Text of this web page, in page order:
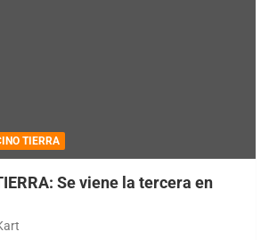
TIERRA
Se viene la tercera en